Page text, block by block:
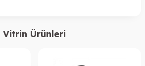
Vitrin Ürünleri